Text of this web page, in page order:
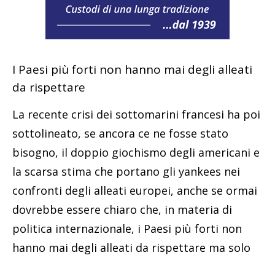
I Paesi più forti non hanno mai degli alleati
da rispettare
La recente crisi dei sottomarini francesi ha poi
sottolineato, se ancora ce ne fosse stato
bisogno, il doppio giochismo degli americani e
la scarsa stima che portano gli yankees nei
confronti degli alleati europei, anche se ormai
dovrebbe essere chiaro che, in materia di
politica internazionale, i Paesi più forti non
hanno mai degli alleati da rispettare ma solo